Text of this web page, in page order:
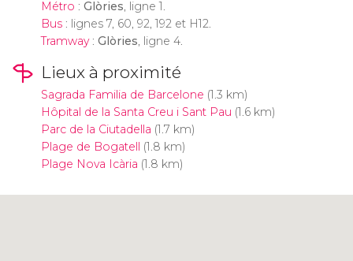
Métro : Glòries, ligne 1.
Bus: lignes 7, 60, 92, 192 et H12.
Tramway: Glòries, ligne 4.
Lieux à proximité
Sagrada Familia de Barcelone (1.3 km)
Hôpital de la Santa Creu i Sant Pau (1.6 km)
Parc de la Ciutadella (1.7 km)
Plage de Bogatell (1.8 km)
Plage Nova Icària (1.8 km)